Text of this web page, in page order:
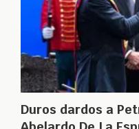
Duros dardos a